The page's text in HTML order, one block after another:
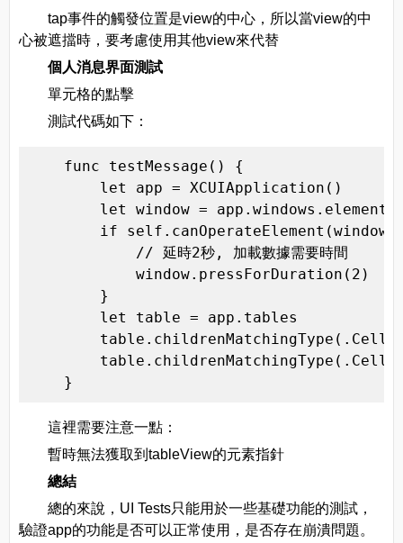
tap事件的觸發位置是view的中心，所以當view的中
心被遮擋時，要考慮使用其他view來代替
個人消息界面測試
單元格的點擊
測試代碼如下：
func testMessage() {
let app = XCUIApplication()
let window =
if self.canOperateElement(window)
// 延時2秒, 加載數據需要時間
window.pressForDuration(2)
}
let table = app.tables
}
這裡需要注意一點：
暫時無法獲取到tableView的元素指針
總結
總的來說，UI Tests只能用於一些基礎功能的測試，
驗證app的功能是否可以正常使用，是否存在崩潰問題。